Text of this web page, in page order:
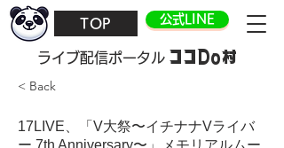
TOP 公式LINE
​ライブ配信ポータル ココDo村
< Back
17LIVE、「V大祭〜イチナナVライバ
ー 7th Anniversary〜」メモリアルムー